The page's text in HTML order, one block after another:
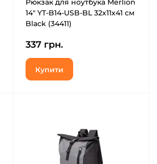
Рюкзак для ноутбука Merlion
14" YT-B14-USB-BL 32х11х41 см
Black (34411)
337 грн.
Купити